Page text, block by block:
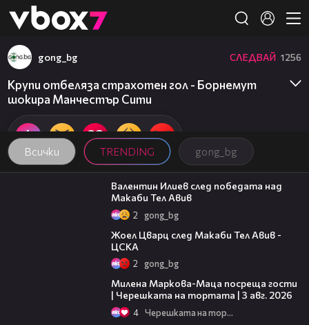
👾
Всички TRENDING gong_bg
gong_bg СЛЕДВАЙ 1256
Крупи отбеляза страхотен гол - Борнемут
шокира Манчестър Сити
06:38
Валентин Илиев след победата над
Макаби Тел Авив
2 gong_bg
Жоел Цварц след Макаби Тел Авив -
ЦСКА
2 gong_bg
Милена Маркова-Маца посреща гости
| Черешката на тортата | 3 авг. 2026
4 Черешката на тортата